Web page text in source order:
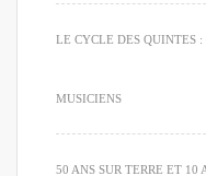
LE CYCLE DES QUINTES
MUSICIENS
50 ANS SUR TERRE ET 10